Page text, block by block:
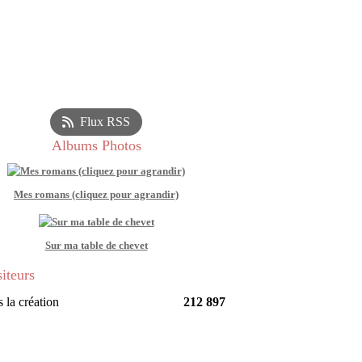
Flux RSS
Albums Photos
Mes romans (cliquez pour agrandir)
Sur ma table de chevet
la création 212 897